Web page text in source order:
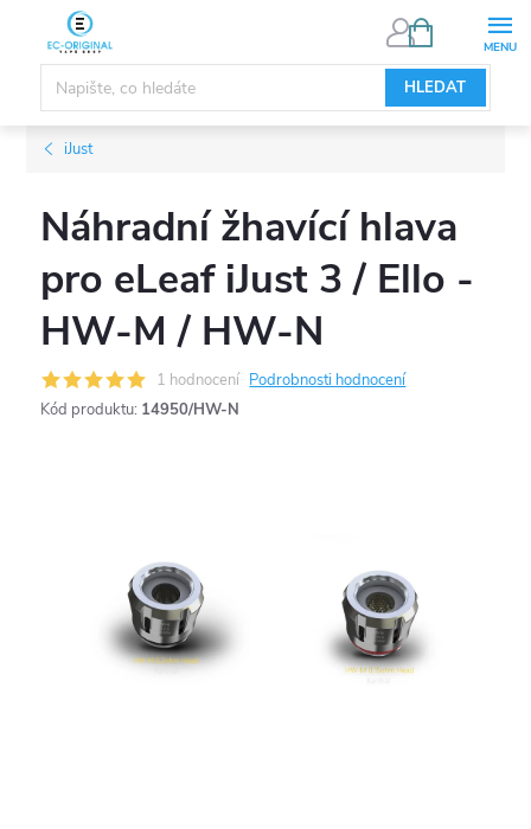
obsah
HLEDAT
NÁKUPNÍ
iJust
Náhradní žhavící hlava
pro eLeaf iJust 3 / Ello -
HW-M / HW-N
1 hodnocení Podrobnosti hodnocení
Kód produktu: 14950/HW-N